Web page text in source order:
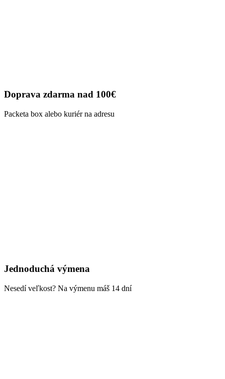
Doprava zdarma nad 100€
Packeta box alebo kuriér na adresu
Jednoduchá výmena
Nesedí veľkost? Na výmenu máš 14 dní